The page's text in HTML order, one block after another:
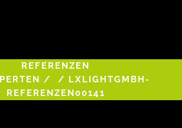
REFERENZEN
/ / LXLIGHTGMBH-
REFERENZEN00141